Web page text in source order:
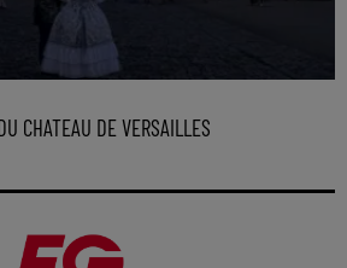
CHATEAU DE VERSAILLES